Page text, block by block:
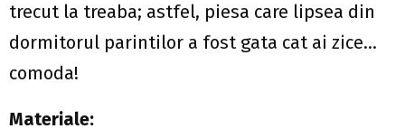
trecut la treaba; astfel, piesa care lipsea din
dormitorul parintilor a fost gata cat ai zice…
comoda!
Materiale: